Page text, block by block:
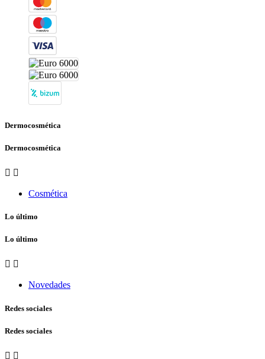
Dermocosmética
Dermocosmética
 
Cosmética
Lo último
Lo último
 
Novedades
Redes sociales
Redes sociales
 